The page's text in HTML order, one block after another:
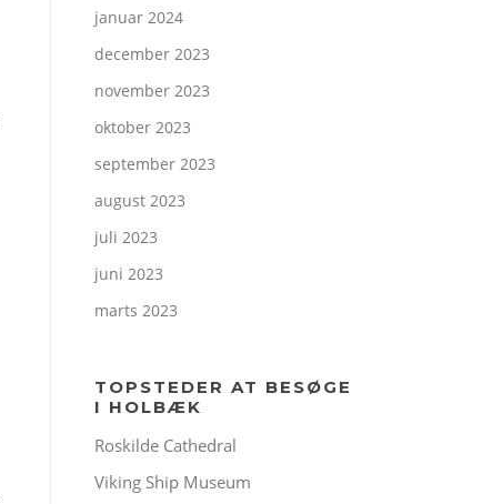
januar 2024
december 2023
november 2023
oktober 2023
september 2023
august 2023
juli 2023
juni 2023
marts 2023
TOPSTEDER AT BESØGE
I HOLBÆK
Roskilde Cathedral
Viking Ship Museum